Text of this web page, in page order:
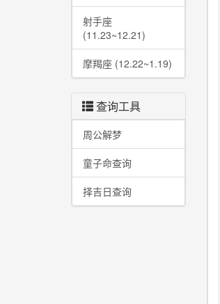
射手座
(11.23~12.21)
摩羯座 (12.22~1.19)
查询工具
周公解梦
童子命查询
择吉日查询